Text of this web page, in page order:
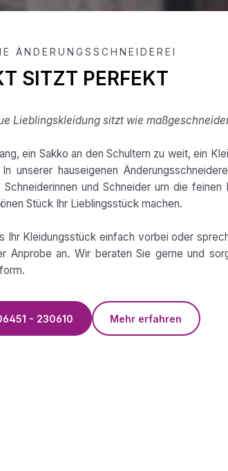
ÄNDERUNGSSCHNEIDEREI
SITZT PERFEKT
Lieblingskleidung sitzt wie
ein Sakko an den Schultern zu weit, ein
unserer hauseigenen
Schneiderinnen und Schneider um die feinen
Stück Ihr Lieblingsstück machen.
Ihr Kleidungsstück einfach vorbei oder
Anprobe an. Wir beraten Sie gerne und
- 230610 Mehr erfahren